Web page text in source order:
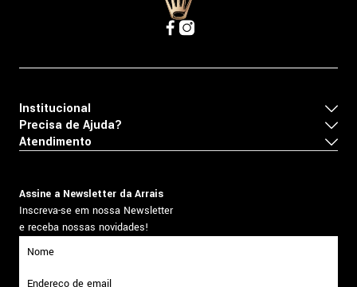
Institucional
Precisa de Ajuda?
Atendimento
Assine a Newsletter da Arrais
Inscreva-se em nossa Newsletter
e receba nossas novidades!